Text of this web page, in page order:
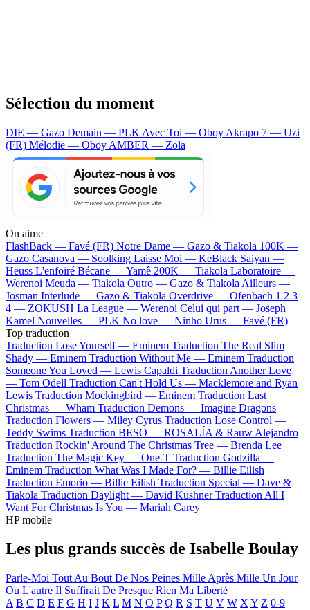
Sélection du moment
DIE — Gazo Demain — PLK Avec Toi — Oboy Akrapo 7 — Uzi
(FR) Mélodie — Oboy AMBER — Zola
On aime
FlashBack — Favé (FR) Notre Dame — Gazo & Tiakola 100K —
Gazo Casanova — Soolking Laisse Moi — KeBlack Saiyan —
Heuss L'enfoiré Bécane —Yamê 200K — Tiakola Laboratoire —
Werenoi Meuda — Tiakola Outro — Gazo & Tiakola Ailleurs —
Josman Interlude — Gazo & Tiakola Overdrive — Ofenbach 1 2 3
4 — ZOKUSH La League — Werenoi Celui qui part — Joseph
Kamel Nouvelles — PLK No love — Ninho Urus — Favé (FR)
Top traduction
Traduction Lose Yourself — Eminem Traduction The Real Slim
Shady — Eminem Traduction Without Me — Eminem Traduction
Someone You Loved — Lewis Capaldi Traduction Another Love
— Tom Odell Traduction Can't Hold Us — Macklemore and Ryan
Lewis Traduction Mockingbird — Eminem Traduction Last
Christmas — Wham Traduction Demons — Imagine Dragons
Traduction Flowers — Miley Cyrus Traduction Lose Control —
Teddy Swims Traduction BESO — ROSALÍA & Rauw Alejandro
Traduction Rockin' Around The Christmas Tree — Brenda Lee
Traduction The Magic Key — One-T Traduction Godzilla —
Eminem Traduction What Was I Made For? — Billie Eilish
Traduction Emorio — Billie Eilish Traduction Special — Dave &
Tiakola Traduction Daylight — David Kushner Traduction All I
Want For Christmas Is You — Mariah Carey
HP mobile
Les plus grands succès de Isabelle Boulay
Parle-Moi Tout Au Bout De Nos Peines Mille Après Mille Un Jour
Ou L'autre Il Suffirait De Presque Rien Ma Liberté
A B C D E F G H I J K L M N O P Q R S T U V W X Y Z 0-9